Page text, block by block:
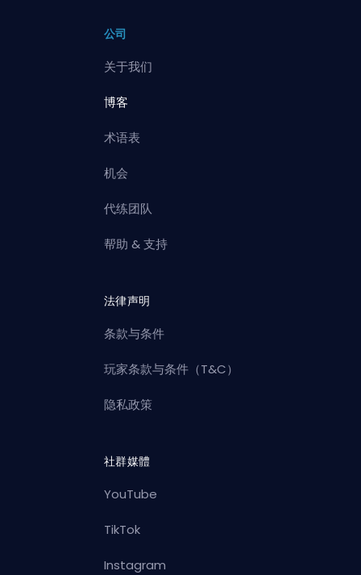
公司
关于我们
博客
术语表
机会
代练团队
帮助 & 支持
法律声明
条款与条件
玩家条款与条件（T&C）
隐私政策
社群媒體
YouTube
TikTok
Instagram